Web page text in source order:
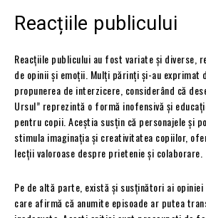
Reacțiile publicului
Reacțiile publicului au fost variate și diverse,
de opinii și emoții. Mulți părinți și-au exprimat
propunerea de interzicere, considerând că
Ursul” reprezintă o formă inofensivă și
pentru copii. Aceștia susțin că personajele și
stimula imaginația și creativitatea copiilor,
lecții valoroase despre prietenie și colaborare.
Pe de altă parte, există și susținători ai
care afirmă că anumite episoade ar putea